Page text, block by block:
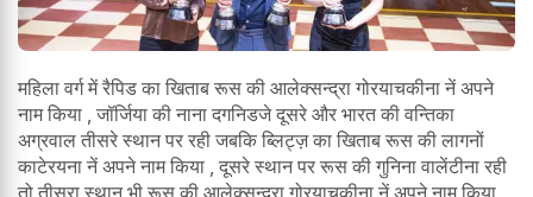
महिला वर्ग में रैपिड का खिताब रूस की आलेक्सन्द्रा गोरयाचकीना नें अपने
नाम किया , जॉर्जिया की नाना दगनिडजे दूसरे और भारत की वन्तिका
अग्रवाल तीसरे स्थान पर रही जबकि ब्लिट्ज़ का खिताब रूस की लागनों
काटेरयना नें अपने नाम किया , दूसरे स्थान पर रूस की गुनिना वालेंटीना रही
तो तीसरा स्थान भी रूस की आलेक्सन्द्रा गोरयाचकीना नें अपने नाम किया ,